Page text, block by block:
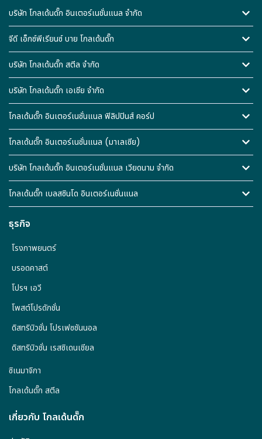
บริษัท โกลเด้นดั๊ก อินเตอร์เนชั่นแนล จำกัด
จีดี เอ็กซ์พีเรียนซ์ บาย โกลเด้นดั๊ก
บริษัท โกลเด้นดั๊ก สตีล จำกัด
บริษัท โกลเด้นดั๊ก เอเชีย จำกัด
โกลเด้นดั๊ก อินเตอร์เนชั่นแนล ฟิลิปปินส์ คอร์ป
โกลเด้นดั๊ก อินเตอร์เนชั่นแนล (มาเลเซีย)
บริษัท โกลเด้นดั๊ก อินเตอร์เนชั่นแนล เวียดนาม จำกัด
โกลเด้นดั๊ก เบลสซินโด อินเตอร์เนชั่นแนล
ธุรกิจ
ดิสทริบิวชั่น เรสซิเดนเชียล
ดิสทริบิวชั่น โปรเฟซชันนอล
โพสต์โปรดักชั่น
โปรฯ เอวี
บรอดคาสต์
โรงภาพยนตร์
ซิเนมาจิกา
โกลเด้นดั๊ก สตีล
เกี่ยวกับ โกลเด้นดั๊ก